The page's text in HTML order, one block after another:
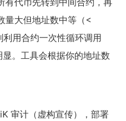
有代币先转到中间合约，再
量大但地址数中等（<
用合约一次性循环调用
显。工具会根据你的地址数
审计（虚构宣传），部署